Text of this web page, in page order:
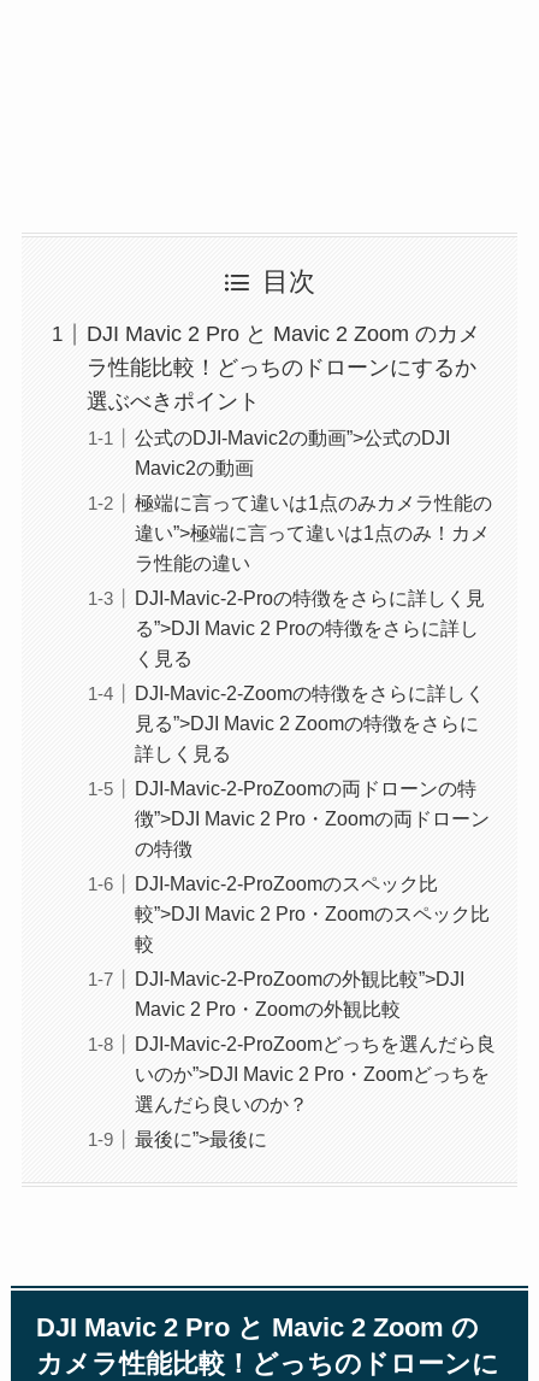
目次
DJI Mavic 2 Pro と Mavic 2 Zoom のカメ
ラ性能比較！どっちのドローンにするか
選ぶべきポイント
公式のDJI-Mavic2の動画”>公式のDJI
Mavic2の動画
極端に言って違いは1点のみカメラ性能の
違い”>極端に言って違いは1点のみ！カメ
ラ性能の違い
DJI-Mavic-2-Proの特徴をさらに詳しく見
る”>DJI Mavic 2 Proの特徴をさらに詳し
く見る
DJI-Mavic-2-Zoomの特徴をさらに詳しく
見る”>DJI Mavic 2 Zoomの特徴をさらに
詳しく見る
DJI-Mavic-2-ProZoomの両ドローンの特
徴”>DJI Mavic 2 Pro・Zoomの両ドローン
の特徴
DJI-Mavic-2-ProZoomのスペック比
較”>DJI Mavic 2 Pro・Zoomのスペック比
較
DJI-Mavic-2-ProZoomの外観比較”>DJI
Mavic 2 Pro・Zoomの外観比較
DJI-Mavic-2-ProZoomどっちを選んだら良
いのか”>DJI Mavic 2 Pro・Zoomどっちを
選んだら良いのか？
最後に”>最後に
DJI Mavic 2 Pro と Mavic 2 Zoom の
カメラ性能比較！どっちのドローンに